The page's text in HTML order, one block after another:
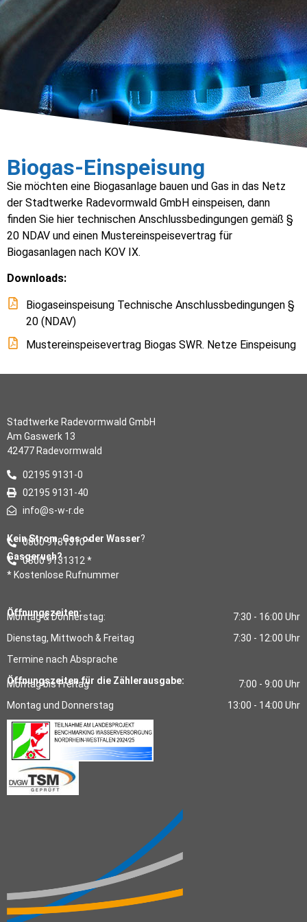
Biogas-Einspeisung
Sie möchten eine Biogasanlage bauen und Gas in das Netz
der Stadtwerke Radevormwald GmbH einspeisen, dann
finden Sie hier technischen Anschlussbedingungen gemäß §
20 NDAV und einen Mustereinspeisevertrag für
Biogasanlagen nach KOV IX.
Downloads:
Biogaseinspeisung Technische Anschlussbedingungen §
20 (NDAV)
Mustereinspeisevertrag Biogas SWR. Netze Einspeisung
Stadtwerke Radevormwald GmbH
Am Gaswerk 13
42477 Radevormwald
02195 9131-0
02195 9131-40
info@s-w-r.de
Kein Strom, Gas oder Wasser?
0800 9131310 *
Gasgeruch?
0800 9131312 *
* Kostenlose Rufnummer
Öffnungszeiten:
Montag & Donnerstag:
7:30 - 16:00 Uhr
Dienstag, Mittwoch & Freitag
7:30 - 12:00 Uhr
Termine nach Absprache
Öffnungszeiten für die Zählerausgabe:
Montag bis Freitag
7:00 - 9:00 Uhr
Montag und Donnerstag
13:00 - 14:00 Uhr